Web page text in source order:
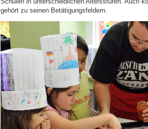
gehört zu seinen Betätigungsfeldern.